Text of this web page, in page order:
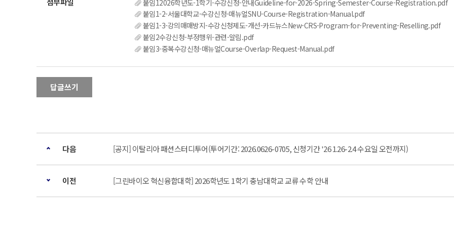
붙임12026학년도-1학기-수강신청-안내Guideline-for-2026-Spring-Semester-Course-Registration.pdf
붙임1-2-서울대학교-수강신청-매뉴얼SNU-Course-Registration-Manual.pdf
붙임1-3-강의매매방지-수강신청제도-개선-카드뉴스New-CRS-Program-for-Preventing-Reselling.pdf
붙임2수강신청-부정행위-관련-알림.pdf
붙임3-중복수강신청-매뉴얼Course-Overlap-Request-Manual.pdf
답글쓰기
다음 [공지] 이탈리아 패션스터디투어(투어기간: 2026.0626-0705, 신청기간 '26 1.26-2.4 수요일 오전까지)
이전 [그린바이오 혁신융합대학] 2026학년도 1학기 충남대학교 교류 수학 안내